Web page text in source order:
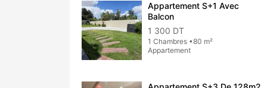
Appartement S+1 Avec
Balcon
1 300 DT
1 Chambres •80 m²
Appartement